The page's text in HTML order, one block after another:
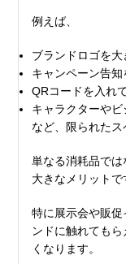
例えば、
ブランドロゴを大
キャンペーン告知
QRコードを入れ
キャラクターや
など、限られたス
単なる消耗品では
大きなメリットで
特に展示会や販
ンドに触れても
くなります。